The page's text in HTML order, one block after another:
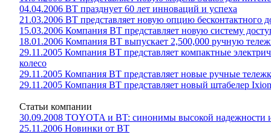
04.04.2006 BT празднует 60 лет инноваций и успеха
21.03.2006 BT представляет новую опцию бесконтактного
15.03.2006 Компания BT представляет новую систему
18.01.2006 Компания BT выпускает 2,500,000 ручную
29.11.2005 Компания ВТ представляет компактные
колесо
29.11.2005 Компания BT представляет новые ручные
29.11.2005 Компания ВT представляет новый штабелер
Статьи компании
30.09.2008 TOYOTA и BT: синонимы высокой надежности и
25.11.2006 Новинки от ВТ